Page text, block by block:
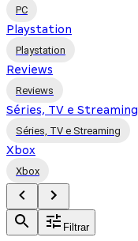
PC
Playstation
Playstation
Reviews
Reviews
Séries, TV e Streaming
Séries, TV e Streaming
Xbox
Xbox
Filtrar